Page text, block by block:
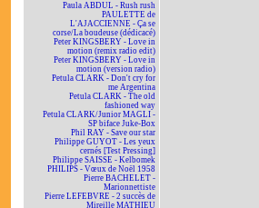
Paula ABDUL - Rush rush
PAULETTE de
L'AJACCIENNE - Ça se
corse/La boudeuse (dédicacé)
Peter KINGSBERY - Love in
motion (remix radio edit)
Peter KINGSBERY - Love in
motion (version radio)
Petula CLARK - Don't cry for
me Argentina
Petula CLARK - The old
fashioned way
Petula CLARK/Junior MAGLI -
SP biface Juke-Box
Phil RAY - Save our star
Philippe GUYOT - Les yeux
cernés [Test Pressing]
Philippe SAISSE - Kelbomek
PHILIPS - Vœux de Noël 1958
Pierre BACHELET -
Marionnettiste
Pierre LEFEBVRE - 2 succès de
Mireille MATHIEU